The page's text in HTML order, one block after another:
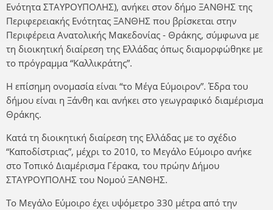
Ενότητα ΣΤΑΥΡΟΥΠΟΛΗΣ), ανήκει στον δήμο ΞΑΝΘΗΣ της
Περιφερειακής Ενότητας ΞΑΝΘΗΣ που βρίσκεται στην
Περιφέρεια Ανατολικής Μακεδονίας - Θράκης, σύμφωνα με
τη διοικητική διαίρεση της Ελλάδας όπως διαμορφώθηκε με
το πρόγραμμα “Καλλικράτης”.
Η επίσημη ονομασία είναι “το Μέγα Εύμοιρον”. Έδρα του
δήμου είναι η Ξάνθη και ανήκει στο γεωγραφικό διαμέρισμα
Θράκης.
Κατά τη διοικητική διαίρεση της Ελλάδας με το σχέδιο
“Καποδίστριας”, μέχρι το 2010, το Μεγάλο Εύμοιρο ανήκε
στο Τοπικό Διαμέρισμα Γέρακα, του πρώην Δήμου
ΣΤΑΥΡΟΥΠΟΛΗΣ του Νομού ΞΑΝΘΗΣ.
Το Μεγάλο Εύμοιρο έχει υψόμετρο 330 μέτρα από την